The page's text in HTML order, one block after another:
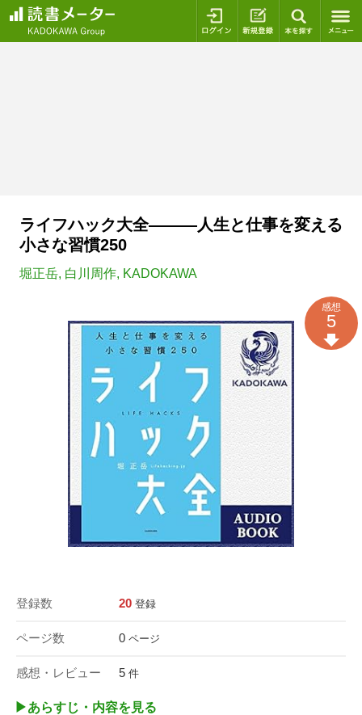
ログイン 新規登録
ライフハック大全―――人生と仕事を変える
小さな習慣250
堀正岳, 白川周作, KADOKAWA
登録数 20 登録
ページ数 0 ページ
感想・レビュー 5 件
感想
5
▶︎あらすじ・内容を見る